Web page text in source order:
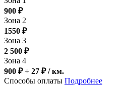
900 ₽
Зона 2
1550 ₽
Зона 3
2 500 ₽
Зона 4
900 ₽ + 27 ₽/ км.
Способы оплаты Подробнее